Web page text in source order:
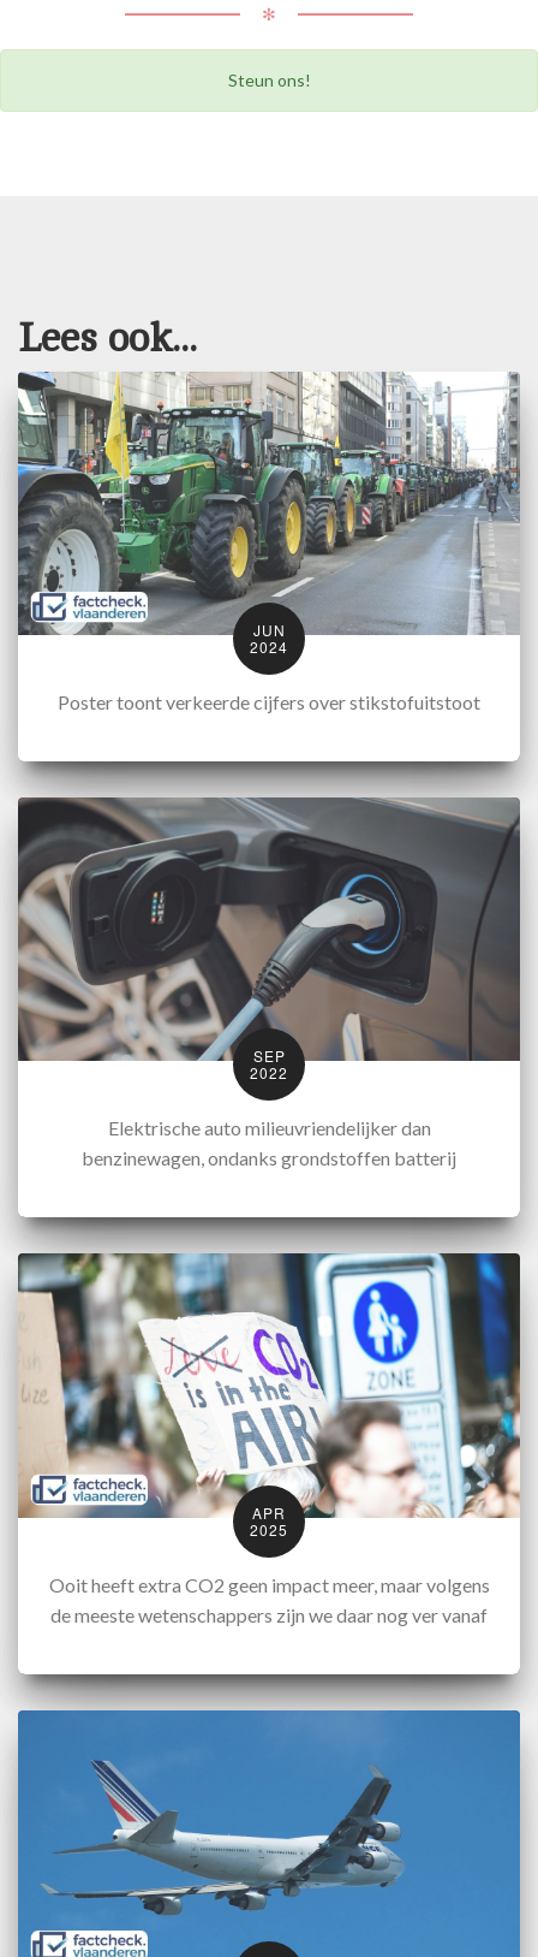
✻
Steun ons!
Lees ook...
JUN
2024
Poster toont verkeerde cijfers over stikstofuitstoot
SEP
2022
Elektrische auto milieuvriendelijker dan
benzinewagen, ondanks grondstoffen batterij
APR
2025
Ooit heeft extra CO2 geen impact meer, maar volgens
de meeste wetenschappers zijn we daar nog ver vanaf